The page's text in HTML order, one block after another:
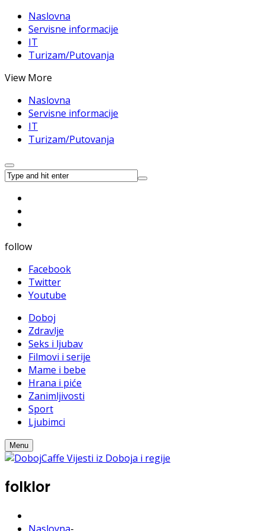
Naslovna
Servisne informacije
IT
Turizam/Putovanja
View More
Naslovna
Servisne informacije
IT
Turizam/Putovanja
follow
Facebook
Twitter
Youtube
Doboj
Zdravlje
Seks i ljubav
Filmovi i serije
Mame i bebe
Hrana i piće
Zanimljivosti
Sport
Ljubimci
Menu
folklor